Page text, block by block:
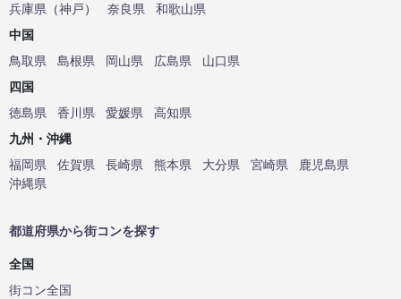
兵庫県 （神戸） 奈良県
和歌山県
中国
鳥取県
島根県 岡山県 広島県
山口県
四国
徳島県
香川県 愛媛県
高知県
九州・沖縄
福岡県
佐賀県 長崎県 熊本県 大分県 宮崎県
鹿児島県
沖縄県
都道府県から街コンを探す
全国
街コン全国